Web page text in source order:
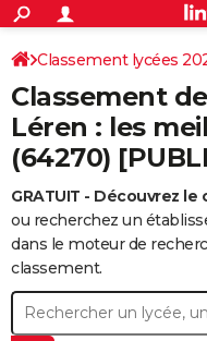
ACTUALITÉS
Politique
Société
Faits Divers
Education
Monde
Villes
+
SPORT
Coupe du monde 2026
Football
Tennis
Cyclisme
Rugby
Forum
CULTURE
Programme TV
TNT
Streaming
Cinéma
Sorties cinéma
Musique
+
FINANCE
Retraite
Impôts
Epargne
Immobilier
Risques naturels par ville
Banque
Assurance
Crédit
AUTO
Essais
Réserver un essai
Citadines
Berlines
SUV
Forum auto
+
HIGH-TECH
BRICOLAGE
Forum
Aménagement intérieur
Extérieur
Cuisine
Salle de bains
Jardinage
Rangement
+WEEK-END
Classement lycées
Classement
Léren : les
(64270)
GRATUIT - Découvrez
ou recherchez un
dans le moteur de
classement.